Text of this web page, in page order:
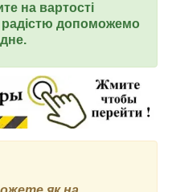
на вартості
допоможемо